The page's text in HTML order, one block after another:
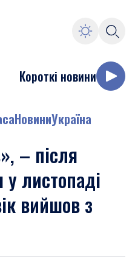
Короткі новини
НовиниУкраїна
– після
листопаді
вийшов з